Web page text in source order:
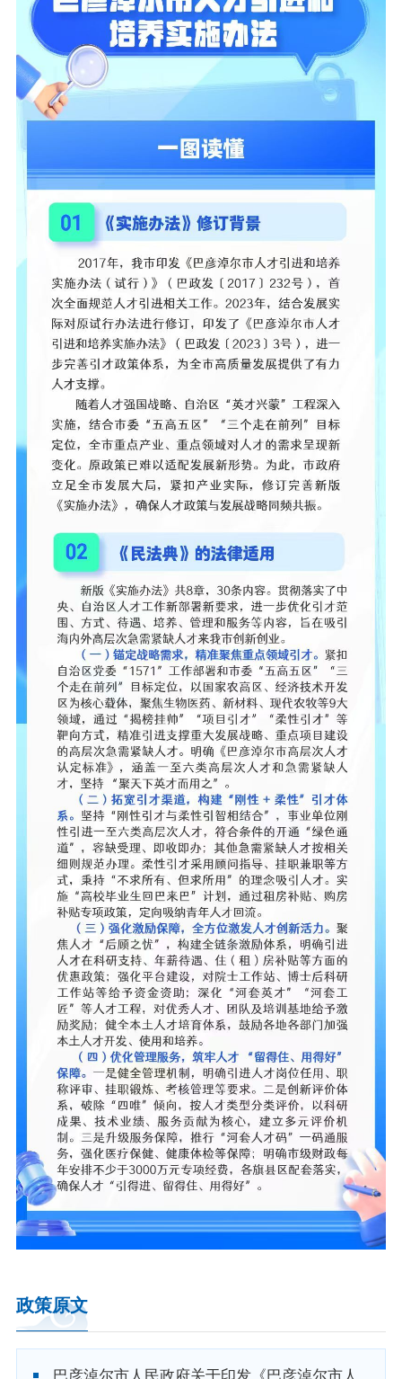
办事大厅 内蒙古政务服务网 高效办成一件事
政民互动
市长信箱 12345热线留言 新闻发布会
在线访谈 意见征集 诉求公开
智能问答
走进巴彦淖尔
行政区划 自然地理 资源禀赋
人文历史
回到顶部
政策原文
巴彦淖尔市人民政府关于印发《巴彦淖尔市人